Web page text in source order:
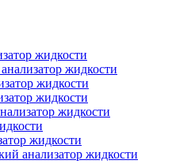
жидкости
жидкости
жидкости
жидкости
жидкости
жидкости
анализатор жидкости